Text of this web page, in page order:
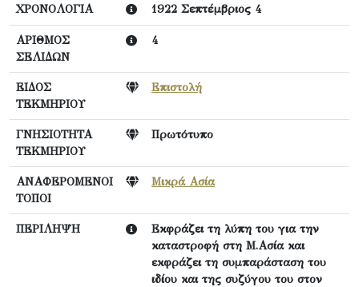
ΧΡΟΝΟΛΟΓΙΑ 1922 Σεπτέμβριος 4
ΑΡΙΘΜΟΣ
ΣΕΛΙΔΩΝ
4
ΕΙΔΟΣ
ΤΕΚΜΗΡΙΟΥ
Επιστολή
ΓΝΗΣΙΟΤΗΤΑ
ΤΕΚΜΗΡΙΟΥ
Πρωτότυπο
ΑΝΑΦΕΡΟΜΕΝΟΙ
ΤΟΠΟΙ
Μικρά Ασία
ΠΕΡΙΛΗΨΗ
Εκφράζει τη λύπη του για την
καταστροφή στη Μ.Ασία και
εκφράζει τη συμπαράσταση του
ιδίου και της συζύγου του στον